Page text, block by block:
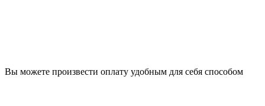
Вы можете произвести оплату удобным для себя способом